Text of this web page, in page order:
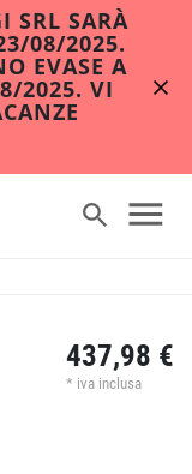
SRL SARÀ
08/2025.
EVASE A
2025. VI
437,98 €
* iva inclusa